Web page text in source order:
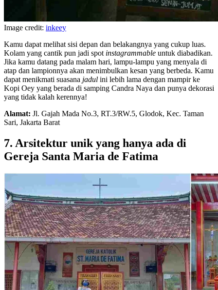
Image credit: inkeey
Kamu dapat melihat sisi depan dan belakangnya yang cukup luas.
Kolam yang cantik pun jadi spot instagrammable untuk diabadikan.
Jika kamu datang pada malam hari, lampu-lampu yang menyala di
atap dan lampionnya akan menimbulkan kesan yang berbeda. Kamu
dapat menikmati suasana jadul ini lebih lama dengan mampir ke
Kopi Oey yang berada di samping Candra Naya dan punya dekorasi
yang tidak kalah kerennya!
Alamat: Jl. Gajah Mada No.3, RT.3/RW.5, Glodok, Kec. Taman
Sari, Jakarta Barat
7. Arsitektur unik yang hanya ada di
Gereja Santa Maria de Fatima